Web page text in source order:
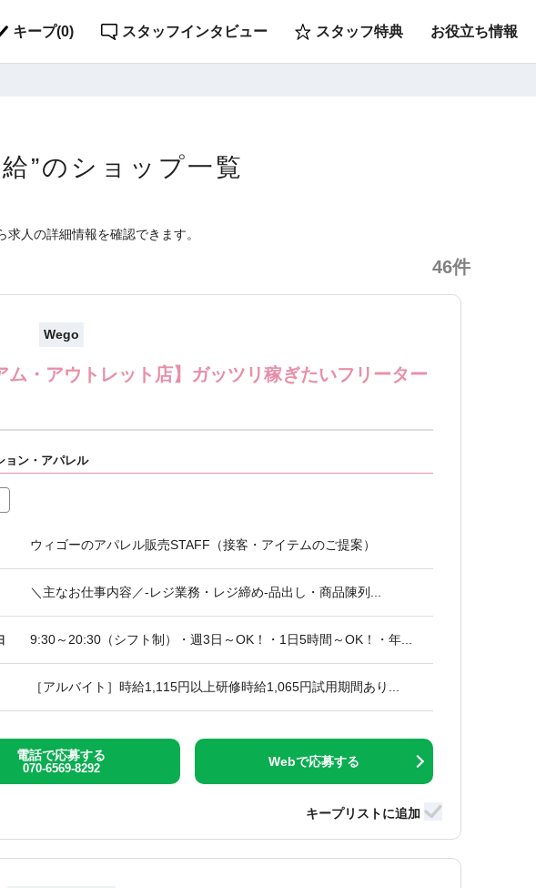
キープ(0) スタッフインタビュー スタッフ特典 お役立ち情報
”のショップ一覧
人の詳細情報を確認できます。
46件
Wego
・アウトレット店】ガッツリ稼ぎたいフリーター
ョン・アパレル
ウィゴーのアパレル販売STAFF（接客・アイテムのご提案）
＼主なお仕事内容／‐レジ業務・レジ締め‐品出し・商品陳列...
9:30～20:30（シフト制）・週3日～OK！・1日5時間～OK！・年...
［アルバイト］時給1,115円以上研修時給1,065円試用期間あり...
電話で応募する
070-6569-8292 Webで応募する